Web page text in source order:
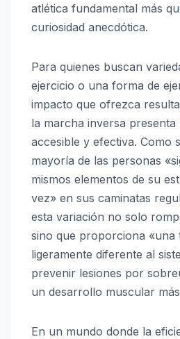
atlética fundamental más
curiosidad anecdótica.
Para quienes buscan
ejercicio o una forma de
impacto que ofrezca
la marcha inversa presenta
accesible y efectiva. Como
mayoría de las personas
mismos elementos de su
vez» en sus caminatas
esta variación no solo
sino que proporciona «una
ligeramente diferente al
prevenir lesiones por
un desarrollo muscular
En un mundo donde la